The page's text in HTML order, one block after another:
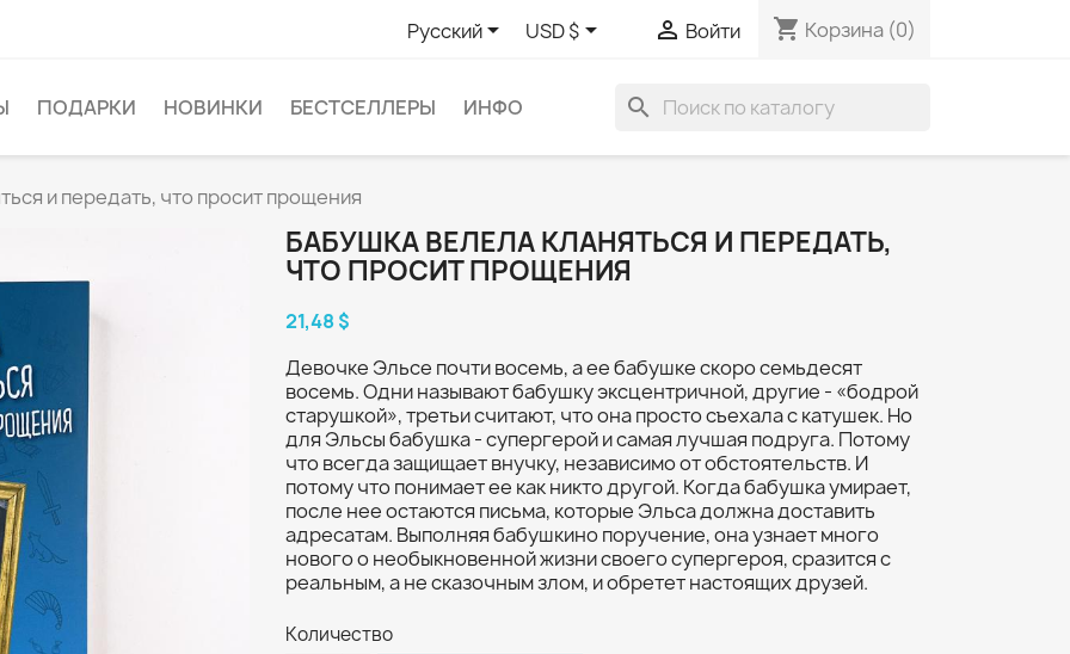
Русский USD $  Войти shopping_cart Корзина (0)
ПОДАРКИ НОВИНКИ БЕСТСЕЛЛЕРЫ ИНФО search
и передать, что просит прощения
БАБУШКА ВЕЛЕЛА КЛАНЯТЬСЯ И ПЕРЕДАТЬ,
ЧТО ПРОСИТ ПРОЩЕНИЯ
21,48 $
Девочке Эльсе почти восемь, а ее бабушке скоро семьдесят
восемь. Одни называют бабушку эксцентричной, другие - «бодрой
старушкой», третьи считают, что она просто съехала с катушек. Но
для Эльсы бабушка - супергерой и самая лучшая подруга. Потому
что всегда защищает внучку, независимо от обстоятельств. И
потому что понимает ее как никто другой. Когда бабушка умирает,
после нее остаются письма, которые Эльса должна доставить
адресатам. Выполняя бабушкино поручение, она узнает много
нового о необыкновенной жизни своего супергероя, сразится с
реальным, а не сказочным злом, и обретет настоящих друзей.
Количество